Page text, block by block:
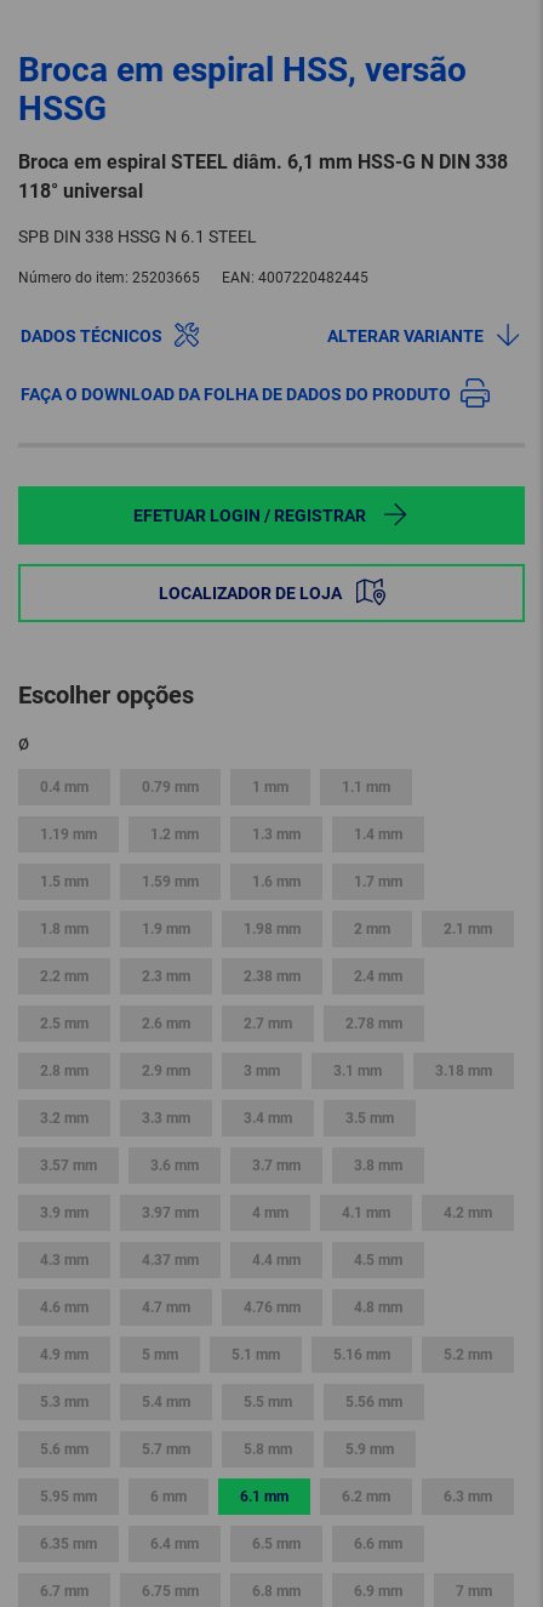
Broca em espiral HSS, versão
HSSG
Broca em espiral STEEL diâm. 6,1 mm HSS-G N DIN 338
118° universal
SPB DIN 338 HSSG N 6.1 STEEL
Número do item: 25203665 EAN: 4007220482445
DADOS TÉCNICOS ALTERAR VARIANTE
FAÇA O DOWNLOAD DA FOLHA DE DADOS DO PRODUTO
EFETUAR LOGIN / REGISTRAR
LOCALIZADOR DE LOJA
Escolher opções
ø
0.4 mm 0.79 mm 1 mm 1.1 mm
1.19 mm 1.2 mm 1.3 mm 1.4 mm
1.5 mm 1.59 mm 1.6 mm 1.7 mm
1.8 mm 1.9 mm 1.98 mm 2 mm 2.1 mm
2.2 mm 2.3 mm 2.38 mm 2.4 mm
2.5 mm 2.6 mm 2.7 mm 2.78 mm
2.8 mm 2.9 mm 3 mm 3.1 mm 3.18 mm
3.2 mm 3.3 mm 3.4 mm 3.5 mm
3.57 mm 3.6 mm 3.7 mm 3.8 mm
3.9 mm 3.97 mm 4 mm 4.1 mm 4.2 mm
4.3 mm 4.37 mm 4.4 mm 4.5 mm
4.6 mm 4.7 mm 4.76 mm 4.8 mm
4.9 mm 5 mm 5.1 mm 5.16 mm 5.2 mm
5.3 mm 5.4 mm 5.5 mm 5.56 mm
5.6 mm 5.7 mm 5.8 mm 5.9 mm
5.95 mm 6 mm 6.1 mm 6.2 mm 6.3 mm
6.35 mm 6.4 mm 6.5 mm 6.6 mm
6.7 mm 6.75 mm 6.8 mm 6.9 mm 7 mm